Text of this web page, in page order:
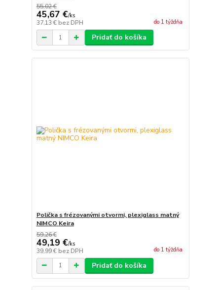
55,02 €
45,67 €/ks
37,13 € bez DPH do 1 týždňa
Pridať do košíka
Polička s frézovanými otvormi, plexiglass matný
NIMCO Keira
59,26 €
49,19 €/ks
39,99 € bez DPH do 1 týždňa
Pridať do košíka